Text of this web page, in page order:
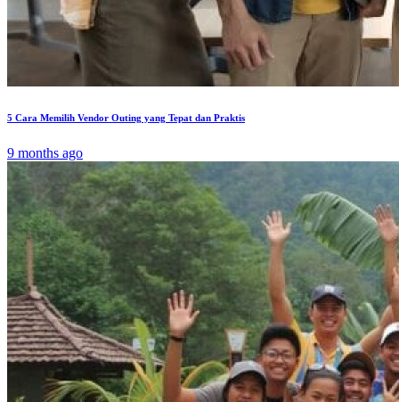
5 Cara Memilih Vendor Outing yang Tepat dan Praktis
9 months ago